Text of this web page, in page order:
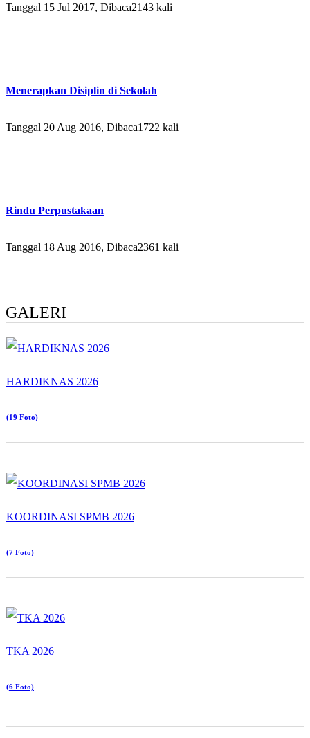
Tanggal 15 Jul 2017, Dibaca2143 kali
Menerapkan Disiplin di Sekolah
Tanggal 20 Aug 2016, Dibaca1722 kali
Rindu Perpustakaan
Tanggal 18 Aug 2016, Dibaca2361 kali
GALERI
HARDIKNAS 2026
(19 Foto)
KOORDINASI SPMB 2026
(7 Foto)
TKA 2026
(6 Foto)